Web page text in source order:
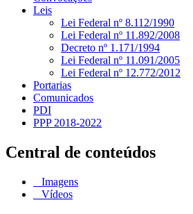
Leis
Lei Federal nº 8.112/1990
Lei Federal nº 11.892/2008
Decreto nº 1.171/1994
Lei Federal nº 11.091/2005
Lei Federal nº 12.772/2012
Portarias
Comunicados
PDI
PPP 2018-2022
Central de conteúdos
Imagens
Vídeos